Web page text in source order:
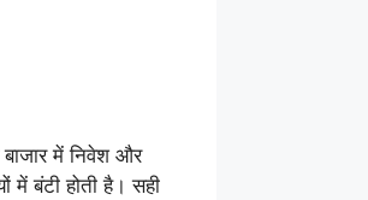
में निवेश और
बंटी होती है। सही